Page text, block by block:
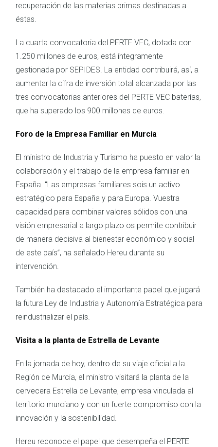
recuperación de las materias primas destinadas a
éstas.
La cuarta convocatoria del PERTE VEC, dotada con
1.250 millones de euros, está íntegramente
gestionada por SEPIDES. La entidad contribuirá, así, a
aumentar la cifra de inversión total alcanzada por las
tres convocatorias anteriores del PERTE VEC baterías,
que ha superado los 900 millones de euros.
Foro de la Empresa Familiar en Murcia
El ministro de Industria y Turismo ha puesto en valor la
colaboración y el trabajo de la empresa familiar en
España. “Las empresas familiares sois un activo
estratégico para España y para Europa. Vuestra
capacidad para combinar valores sólidos con una
visión empresarial a largo plazo os permite contribuir
de manera decisiva al bienestar económico y social
de este país”, ha señalado Hereu durante su
intervención.
También ha destacado el importante papel que jugará
la futura Ley de Industria y Autonomía Estratégica para
reindustrializar el país.
Visita a la planta de Estrella de Levante
En la jornada de hoy, dentro de su viaje oficial a la
Región de Murcia, el ministro visitará la planta de la
cervecera Estrella de Levante, empresa vinculada al
territorio murciano y con un fuerte compromiso con la
innovación y la sostenibilidad.
Hereu reconoce el papel que desempeña el PERTE